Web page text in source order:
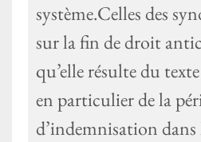
système.Celles des
sur la fin de droit
qu’elle résulte du
en particulier de la
d’indemnisation